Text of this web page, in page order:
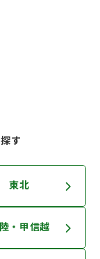
す
東北
・甲信越